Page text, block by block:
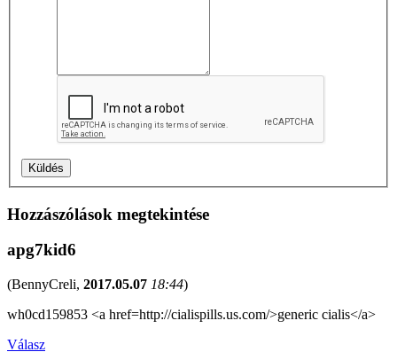
Hozzászólások megtekintése
apg7kid6
(BennyCreli, 2017.05.07 18:44)
wh0cd159853 <a href=http://cialispills.us.com/>generic cialis</a>
Válasz